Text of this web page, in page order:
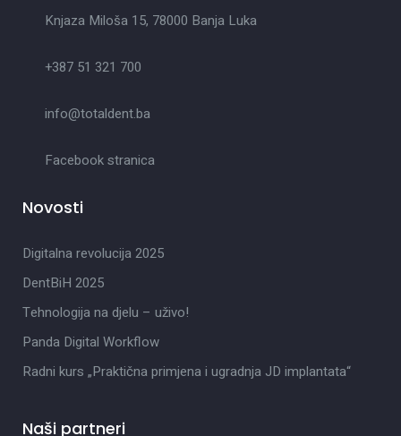
Knjaza Miloša 15, 78000 Banja Luka
+387 51 321 700
info@totaldent.ba
Facebook stranica
Novosti
Digitalna revolucija 2025
DentBiH 2025
Tehnologija na djelu – uživo!
Panda Digital Workflow
Radni kurs „Praktična primjena i ugradnja JD implantata“
Naši partneri